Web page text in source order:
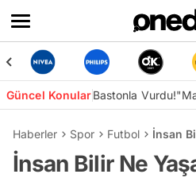
Güncel KonularBastonla Vurdu!
Haberler Spor Futbol İnsan
İnsan Bilir Ne